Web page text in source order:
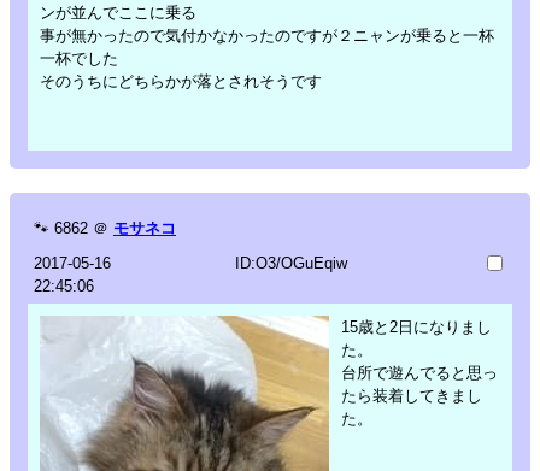
ンが並んでここに乗る
事が無かったので気付かなかったのですが２ニャンが乗ると一杯
一杯でした
そのうちにどちらかが落とされそうです
🐾 6862 ＠ モサネコ
2017-05-16
22:45:06
ID:O3/OGuEqiw
15歳と2日になりまし
た。
台所で遊んでると思っ
たら装着してきまし
た。